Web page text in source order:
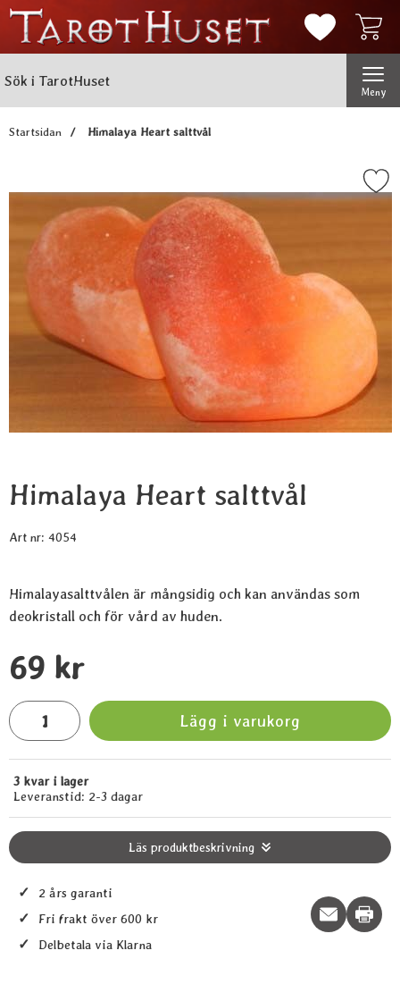
Mina
Meny
Startsidan Himalaya Heart salttvål
Markera himalaya Heart
Himalaya Heart salttvål
Art nr: 4054
Himalayasalttvålen är mångsidig och kan användas som
deokristall och för vård av huden.
pris
69 kr
antal
Lägg i varukorg
Tillgänglighet:
3 kvar i lager
Leveranstid: 2-3 dagar
Läs produktbeskrivning
✓ 2 års garanti
✓ Fri frakt över 600 kr
✓ Delbetala via Klarna
Print